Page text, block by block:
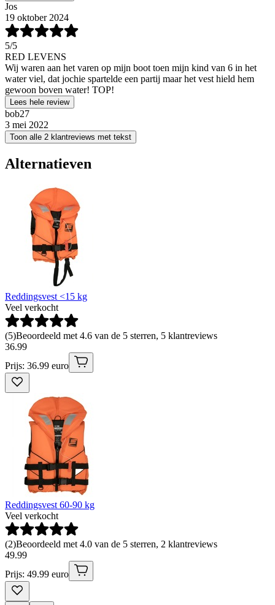
Jos
19 oktober 2024
5/5
RED LEVENS
Wij waren aan het varen op mijn boot toen mijn kind van 6 in het
water viel, dat jochie spartelde een partij maar het vest hield hem
gewoon boven water! TOP!
Lees hele review
bob27
3 mei 2022
Toon alle 2 klantreviews met tekst
Alternatieven
Reddingsvest <15 kg
Veel verkocht
(5)Beoordeeld met 4.6 van de 5 sterren, 5 klantreviews
36.99
Prijs: 36.99 euro
Reddingsvest 60-90 kg
Veel verkocht
(2)Beoordeeld met 4.0 van de 5 sterren, 2 klantreviews
49.99
Prijs: 49.99 euro